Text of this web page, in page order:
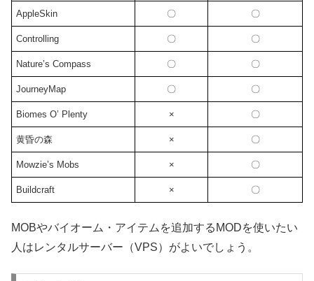
AppleSkin 〇 〇
Controlling 〇 〇
Nature’s Compass 〇 〇
JourneyMap 〇 〇
Biomes O’ Plenty × 〇
黄昏の森 × 〇
Mowzie’s Mobs × 〇
Buildcraft × 〇
MOBやバイオーム・アイテムを追加するMODを使いたい
人はレンタルサーバー（VPS）がよいでしょう。